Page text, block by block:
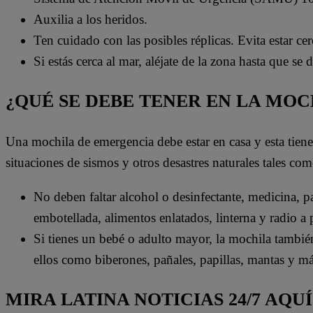
Auxilia a los heridos.
Ten cuidado con las posibles réplicas. Evita estar
Si estás cerca al mar, aléjate de la zona hasta que
¿QUÉ SE DEBE TENER EN LA
Una mochila de emergencia debe estar en casa y esta
situaciones de sismos y otros desastres naturales tales
No deben faltar alcohol o desinfectante, medicina,
embotellada, alimentos enlatados, linterna y radio a
Si tienes un bebé o adulto mayor, la mochila
ellos como biberones, pañales, papillas, mantas y
MIRA LATINA NOTICIAS 24/7 AQUÍ